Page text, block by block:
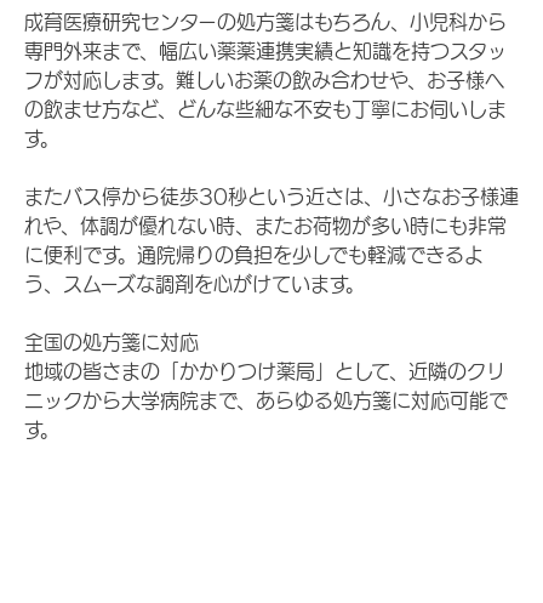
成育医療研究センターの処方箋はもちろん、小児科から
専門外来まで、幅広い薬薬連携実績と知識を持つスタッ
フが対応します。難しいお薬の飲み合わせや、お子様へ
の飲ませ方など、どんな些細な不安も丁寧にお伺いしま
す。
またバス停から徒歩30秒という近さは、小さなお子様連
れや、体調が優れない時、またお荷物が多い時にも非常
に便利です。通院帰りの負担を少しでも軽減できるよ
う、スムーズな調剤を心がけています。
全国の処方箋に対応
地域の皆さまの「かかりつけ薬局」として、近隣のクリ
ニックから大学病院まで、あらゆる処方箋に対応可能で
す。